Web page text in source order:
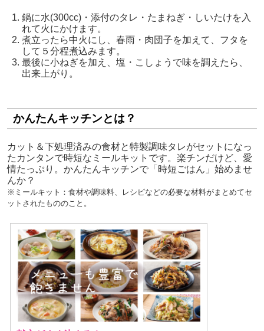
鍋に水(300cc)・添付のタレ・たまねぎ・しいたけを入
れて火にかけます。
煮立ったら中火にし、春雨・肉団子を加えて、フタを
して５分程煮込みます。
最後に小ねぎを加え、塩・こしょうで味を調えたら、
出来上がり。
かんたんキッチンとは？
カット＆下処理済みの食材と特製調味タレがセットになっ
たカンタンで時短なミールキットです。楽チンだけど、愛
情たっぷり。かんたんキッチンで「時短ごはん」始めませ
んか？
※ミールキット： 食材や調味料、レシピなどの必要な材料がまとめてセ
ットされたもののこと。